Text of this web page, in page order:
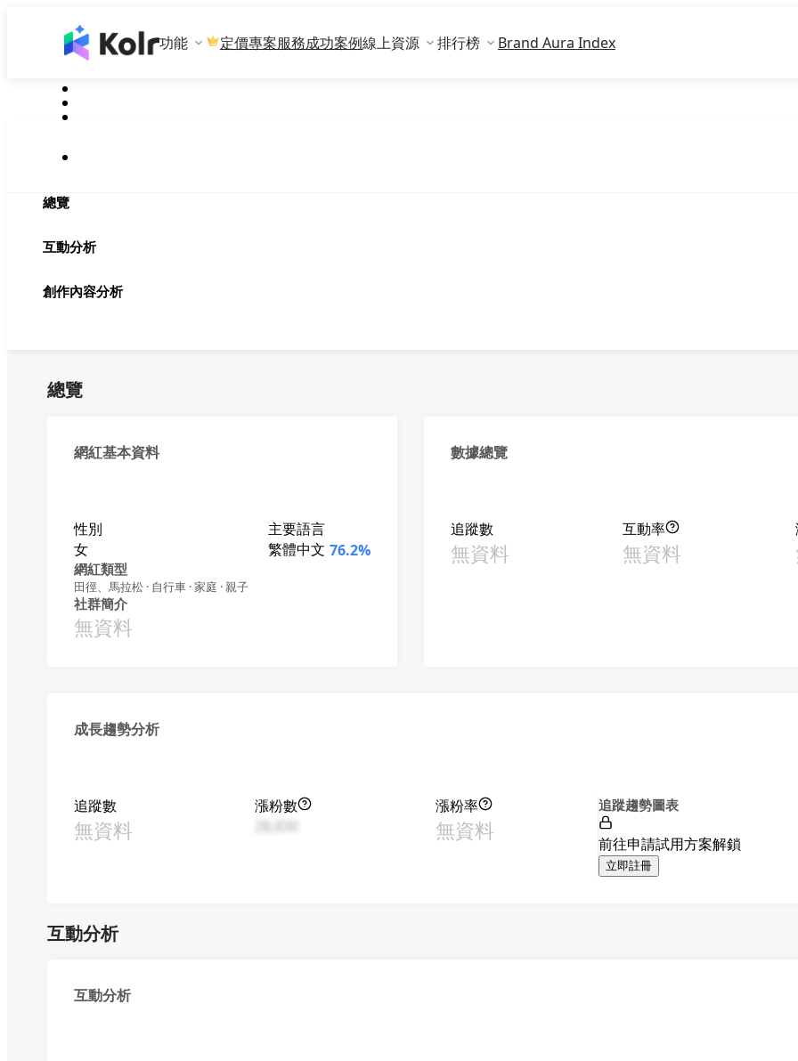
功能 定價專案服務成功案例線上資源 排行榜 Brand Aura Index
總覽
互動分析
創作內容分析
總覽
網紅基本資料
性別
女
主要語言
繁體中文 76.2%
網紅類型
田徑、馬拉松 · 自行車 · 家庭 · 親子
社群簡介
無資料
數據總覽
追蹤數
無資料
互動率
無資料
成長趨勢分析
追蹤數
無資料
漲粉數
漲粉率
無資料
追蹤趨勢圖表
前往申請試用方案解鎖
立即註冊
互動分析
互動分析